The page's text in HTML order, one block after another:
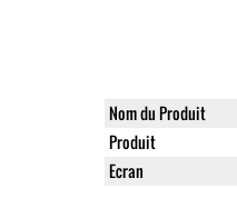
Nom du Produit
Produit
Ecran